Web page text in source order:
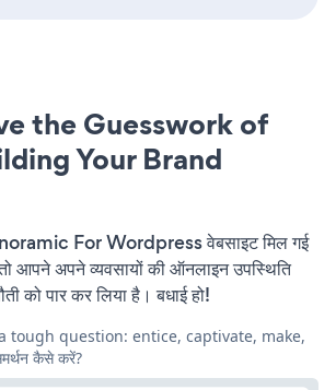
the Guesswork of
Your Brand
For Wordpress वेबसाइट मिल गई
आपने अपने व्यवसायों की ऑनलाइन उपस्थिति
को पार कर लिया है। बधाई हो!
a tough question: entice, captivate, make,
कैसे करें?